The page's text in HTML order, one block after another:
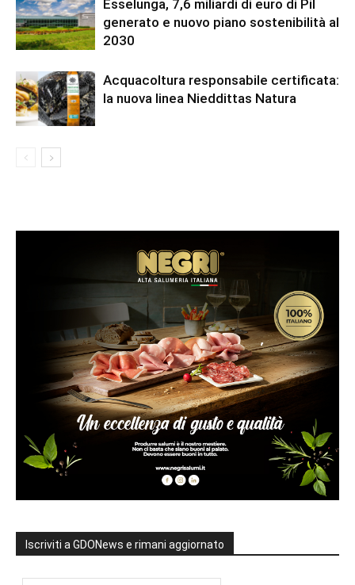
Esselunga, 7,6 miliardi di euro di Pil
generato e nuovo piano sostenibilità al
2030
Acquacoltura responsabile certificata:
la nuova linea Nieddittas Natura
Iscriviti a GDONews e rimani aggiornato